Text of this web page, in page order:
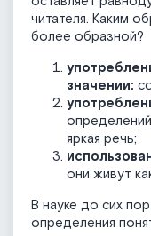
читателя. Каким
более образной?
значении:
яркая речь;
они живут
В науке до сих
определения